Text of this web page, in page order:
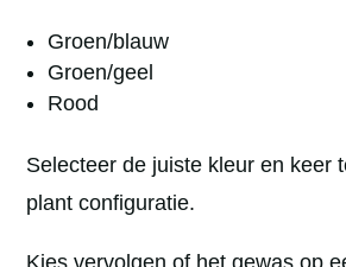
Groen/blauw
Groen/geel
Rood
Selecteer de juiste kleur en keer
plant configuratie.